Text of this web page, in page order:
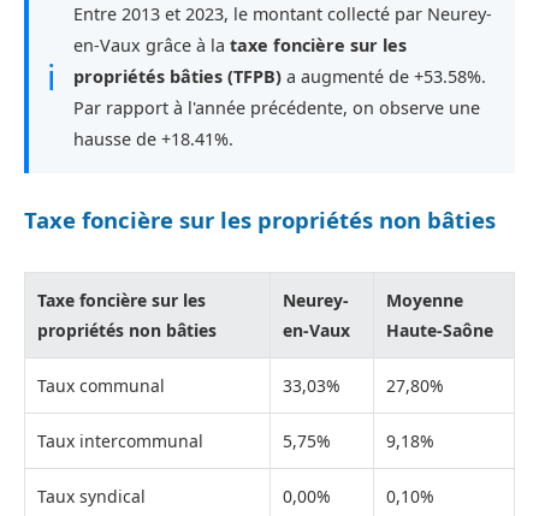
ℹ
Entre 2013 et 2023, le montant collecté par Neurey-
en-Vaux grâce à la taxe foncière sur les
propriétés bâties (TFPB) a augmenté de +53.58%.
Par rapport à l'année précédente, on observe une
hausse de +18.41%.
Taxe foncière sur les propriétés non bâties
Taxe foncière sur les
propriétés non bâties
Neurey-
en-Vaux
Moyenne
Haute-Saône
Taux communal 33,03% 27,80%
Taux intercommunal 5,75% 9,18%
Taux syndical 0,00% 0,10%